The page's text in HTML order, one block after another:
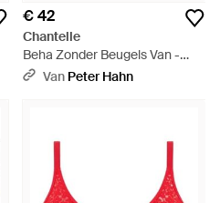
€ 42
Chantelle
Beha Zonder Beugels Van -
Zwart
Van Peter Hahn